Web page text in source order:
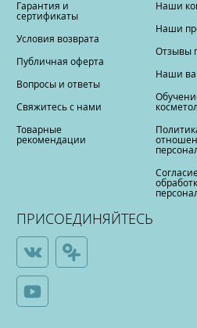
Гарантия и
сертификаты
Условия возврата
Публичная оферта
Вопросы и ответы
Свяжитесь с нами
Товарные
рекомендации
Наши
Наши
Отзывы
Наши
ПРИСОЕДИНЯЙТЕСЬ